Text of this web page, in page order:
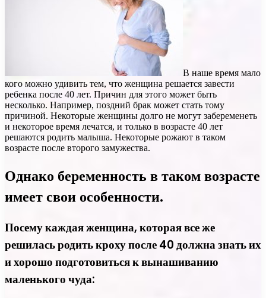
В наше время мало
кого можно удивить тем, что женщина решается завести
ребенка после 40 лет. Причин для этого может быть
несколько. Например, поздний брак может стать тому
причиной. Некоторые женщины долго не могут забеременеть
и некоторое время лечатся, и только в возрасте 40 лет
решаются родить малыша. Некоторые рожают в таком
возрасте после второго замужества.
Однако беременность в таком возрасте
имеет свои особенности.
Посему каждая женщина, которая все же
решилась родить кроху после 40 должна знать их
и хорошо подготовиться к вынашиванию
маленького чуда: